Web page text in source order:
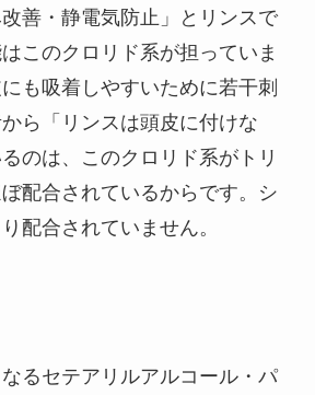
改善・静電気防止」とリンスで
このクロリド系が担っていま
も吸着しやすいために若干刺
ら「リンスは頭皮に付けな
のは、このクロリド系がトリ
配合されているからです。シ
配合されていません。
るセテアリルアルコール・パ